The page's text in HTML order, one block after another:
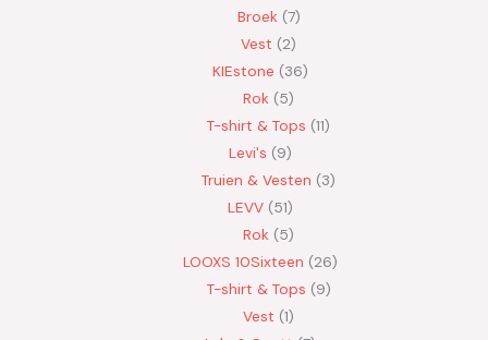
Broek 7
Vest
2
KIEstone
36
Rok
5
T-shirt & Tops 11
Levi's
9
Truien & Vesten
3
LEVV 51
Rok
5
LOOXS 10Sixteen
26
T-shirt & Tops 9
Vest 1